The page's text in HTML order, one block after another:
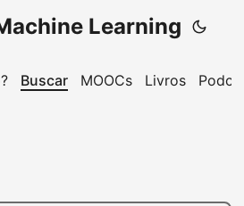
Learning
Buscar MOOCs Livros